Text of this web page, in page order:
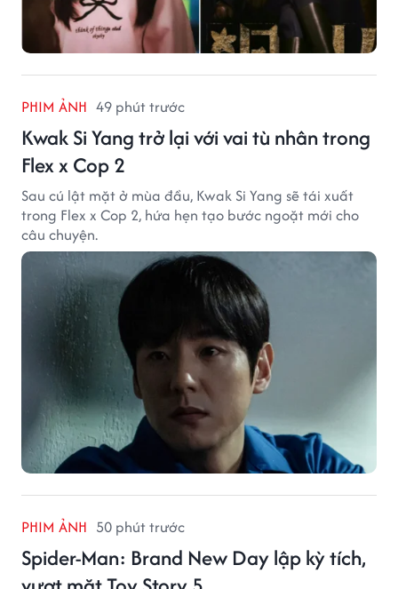
PHIM ẢNH 49 phút trước
Kwak Si Yang trở lại với vai tù nhân trong
Flex x Cop 2
Sau cú lật mặt ở mùa đầu, Kwak Si Yang sẽ tái xuất
trong Flex x Cop 2, hứa hẹn tạo bước ngoặt mới cho
câu chuyện.
PHIM ẢNH 50 phút trước
Spider-Man: Brand New Day lập kỳ tích,